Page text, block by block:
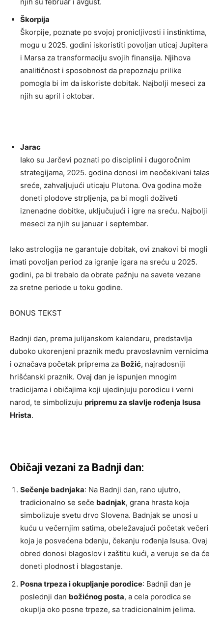
Škorpija
Škorpije, poznate po svojoj pronicljivosti i instinktima,
mogu u 2025. godini iskoristiti povoljan uticaj Jupitera
i Marsa za transformaciju svojih finansija. Njihova
analitičnost i sposobnost da prepoznaju prilike
pomogla bi im da iskoriste dobitak. Najbolji meseci za
njih su april i oktobar.
Jarac
Iako su Jarčevi poznati po disciplini i dugoročnim
strategijama, 2025. godina donosi im neočekivani talas
sreće, zahvaljujući uticaju Plutona. Ova godina može
doneti plodove strpljenja, pa bi mogli doživeti
iznenadne dobitke, uključujući i igre na sreću. Najbolji
meseci za njih su januar i septembar.
Iako astrologija ne garantuje dobitak, ovi znakovi bi mogli
imati povoljan period za igranje igara na sreću u 2025.
godini, pa bi trebalo da obrate pažnju na savete vezane
za sretne periode u toku godine.
BONUS TEKST
Badnji dan, prema julijanskom kalendaru, predstavlja
duboko ukorenjeni praznik među pravoslavnim vernicima
i označava početak priprema za Božić, najradosniji
hrišćanski praznik. Ovaj dan je ispunjen mnogim
tradicijama i običajima koji ujedinjuju porodicu i verni
narod, te simbolizuju pripremu za slavlje rođenja Isusa
Hrista.
Običaji vezani za Badnji dan:
Sečenje badnjaka: Na Badnji dan, rano ujutro,
tradicionalno se seče badnjak, grana hrasta koja
simbolizuje svetu drvo Slovena. Badnjak se unosi u
kuću u večernjim satima, obeležavajući početak večeri
koja je posvećena bdenju, čekanju rođenja Isusa. Ovaj
obred donosi blagoslov i zaštitu kući, a veruje se da će
doneti plodnost i blagostanje.
Posna trpeza i okupljanje porodice: Badnji dan je
poslednji dan božićnog posta, a cela porodica se
okuplja oko posne trpeze, sa tradicionalnim jelima.